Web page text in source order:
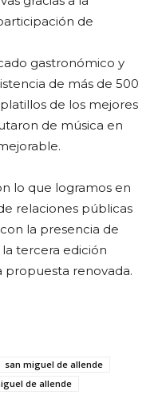
de
gastronómico y
de más de 500
de los mejores
de música en
lo que logramos en
relaciones públicas
la presencia de
tercera edición
propuesta renovada.
san miguel de allende
de allende